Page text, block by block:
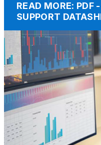
READ MORE: PDF
SUPPORT